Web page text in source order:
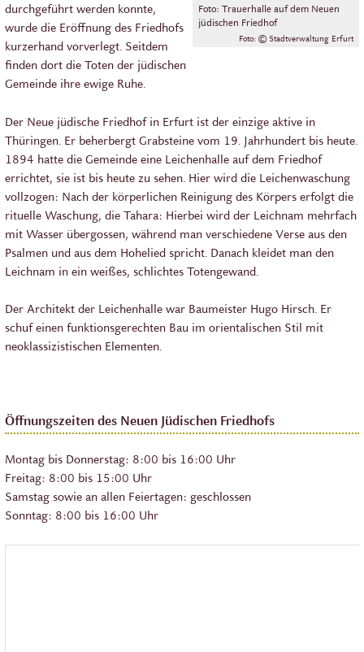
Foto: Trauerhalle auf dem Neuen
jüdischen Friedhof
Foto: © Stadtverwaltung Erfurt
durchgeführt werden konnte,
wurde die Eröffnung des Friedhofs
kurzerhand vorverlegt. Seitdem
finden dort die Toten der jüdischen
Gemeinde ihre ewige Ruhe.
Der Neue jüdische Friedhof in Erfurt ist der einzige aktive in
Thüringen. Er beherbergt Grabsteine vom 19. Jahrhundert bis heute.
1894 hatte die Gemeinde eine Leichenhalle auf dem Friedhof
errichtet, sie ist bis heute zu sehen. Hier wird die Leichenwaschung
vollzogen: Nach der körperlichen Reinigung des Körpers erfolgt die
rituelle Waschung, die Tahara: Hierbei wird der Leichnam mehrfach
mit Wasser übergossen, während man verschiedene Verse aus den
Psalmen und aus dem Hohelied spricht. Danach kleidet man den
Leichnam in ein weißes, schlichtes Totengewand.
Der Architekt der Leichenhalle war Baumeister Hugo Hirsch. Er
schuf einen funktionsgerechten Bau im orientalischen Stil mit
neoklassizistischen Elementen.
Öffnungszeiten des Neuen Jüdischen Friedhofs
Montag bis Donnerstag: 8:00 bis 16:00 Uhr
Freitag: 8:00 bis 15:00 Uhr
Samstag sowie an allen Feiertagen: geschlossen
Sonntag: 8:00 bis 16:00 Uhr